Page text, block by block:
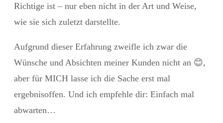
Richtige ist – nur eben nicht in der Art und Weise,
wie sie sich zuletzt darstellte.
Aufgrund dieser Erfahrung zweifle ich zwar die
Wünsche und Absichten meiner Kunden nicht an 😊,
aber für MICH lasse ich die Sache erst mal
ergebnisoffen. Und ich empfehle dir: Einfach mal
abwarten…